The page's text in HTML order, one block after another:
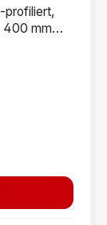
profiliert,
400 mm